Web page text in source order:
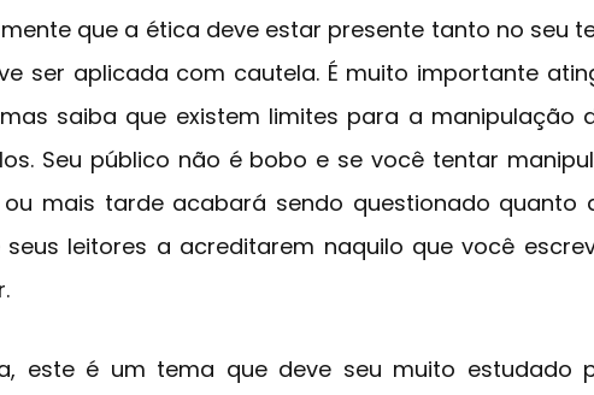
que a ética deve estar presente tanto no seu
ser aplicada com cautela. É muito importante
saiba que existem limites para a manipulação
Seu público não é bobo e se você tentar
mais tarde acabará sendo questionado quanto
leitores a acreditarem naquilo que você
este é um tema que deve seu muito estudado